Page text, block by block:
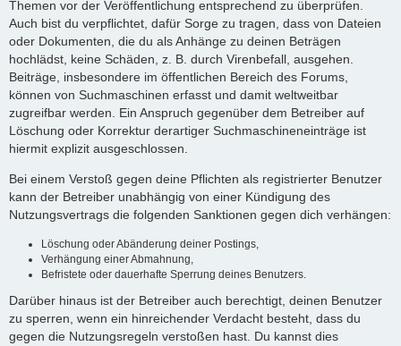
Themen vor der Veröffentlichung entsprechend zu überprüfen.
Auch bist du verpflichtet, dafür Sorge zu tragen, dass von Dateien
oder Dokumenten, die du als Anhänge zu deinen Beträgen
hochlädst, keine Schäden, z. B. durch Virenbefall, ausgehen.
Beiträge, insbesondere im öffentlichen Bereich des Forums,
können von Suchmaschinen erfasst und damit weltweitbar
zugreifbar werden. Ein Anspruch gegenüber dem Betreiber auf
Löschung oder Korrektur derartiger Suchmaschineneinträge ist
hiermit explizit ausgeschlossen.
Bei einem Verstoß gegen deine Pflichten als registrierter Benutzer
kann der Betreiber unabhängig von einer Kündigung des
Nutzungsvertrags die folgenden Sanktionen gegen dich verhängen:
Löschung oder Abänderung deiner Postings,
Verhängung einer Abmahnung,
Befristete oder dauerhafte Sperrung deines Benutzers.
Darüber hinaus ist der Betreiber auch berechtigt, deinen Benutzer
zu sperren, wenn ein hinreichender Verdacht besteht, dass du
gegen die Nutzungsregeln verstoßen hast. Du kannst dies